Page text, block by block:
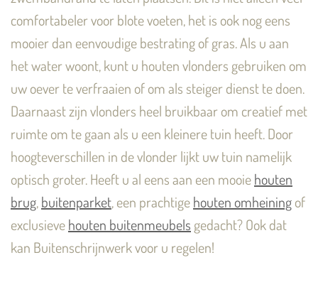
comfortabeler voor blote voeten, het is ook nog eens
mooier dan eenvoudige bestrating of gras. Als u aan
het water woont, kunt u houten vlonders gebruiken om
uw oever te verfraaien of om als steiger dienst te doen.
Daarnaast zijn vlonders heel bruikbaar om creatief met
ruimte om te gaan als u een kleinere tuin heeft. Door
hoogteverschillen in de vlonder lijkt uw tuin namelijk
optisch groter. Heeft u al eens aan een mooiehouten
brug,buitenparket, een prachtigehouten omheiningof
exclusievehouten buitenmeubels gedacht? Ook dat
kan Buitenschrijnwerk voor u regelen!